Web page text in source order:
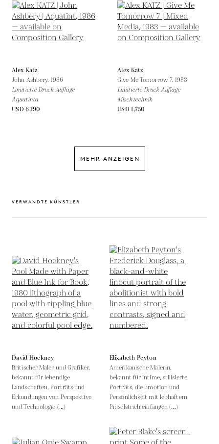
Alex Katz
John Ashbery,1986
Limitierte Druck Auflage
Aquatinta
USD 6,190
Alex Katz
Give Me Tomorrow 7, 1983
Limitierte Druck Auflage
Mischtechnik
USD 1,750
MEHR ANZEIGEN
VERWANDTE KÜNSTLER
David Hockney
Britischer Maler und Grafiker,
bekannt für lebendige
Landschaften, Porträts und
Erkundungen von Perspektive
und Technologie (...)
Elizabeth Peyton
Amerikanische Malerin,
bekannt für intime, stilisierte
Porträts, die Emotion und
Persönlichkeit mit lebhaftem
Pinselstrich einfangen (...)